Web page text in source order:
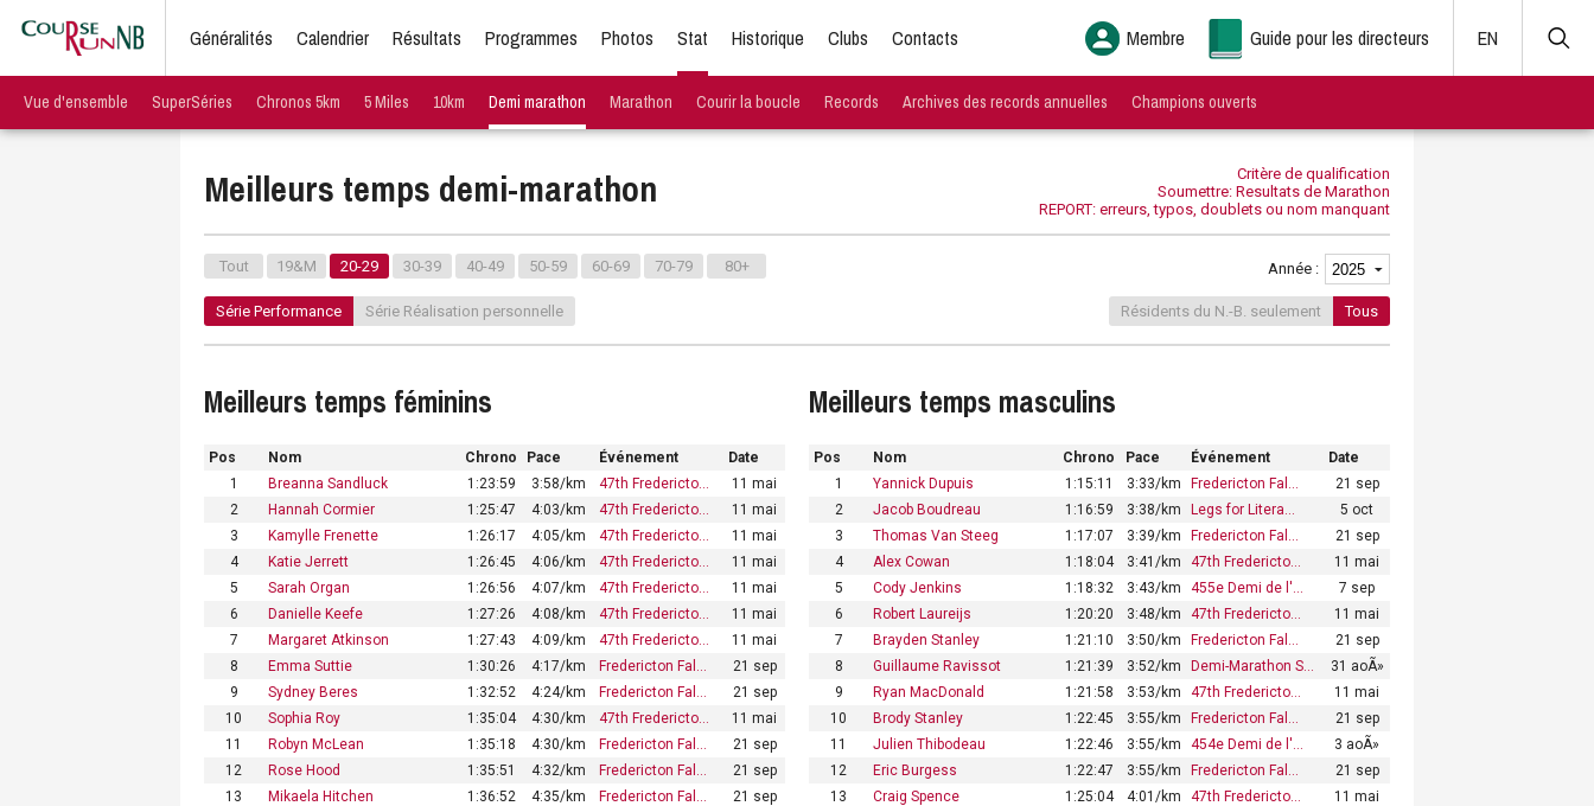
Généralités Calendrier Résultats Programmes Photos Stat Historique Clubs Contacts Membre Guide pour les directeurs EN
Vue d'ensemble SuperSéries Chronos 5km 5 Miles 10km Demi marathon Marathon Courir la boucle Records Archives des records annuelles Champions ouverts
Critère de qualification
Soumettre: Resultats de Marathon
REPORT: erreurs, typos, doublets ou nom manquant
Meilleurs temps demi-marathon
Tout 19&M 20-29 30-39 40-49 50-59 60-69 70-79 80+ Année :
Série Performance Série Réalisation personnelle Résidents du N.-B. seulement Tous
Meilleurs temps féminins
Pos Nom Chrono Pace Événement
Date
1
Breanna Sandluck 1:23:59 3:58/km 47th Fredericto…
11 mai
2
Hannah Cormier 1:25:47 4:03/km 47th Fredericto…
11 mai
3
Kamylle Frenette 1:26:17 4:05/km 47th Fredericto…
11 mai
4
Katie Jerrett 1:26:45 4:06/km 47th Fredericto…
11 mai
5
Sarah Organ 1:26:56 4:07/km 47th Fredericto…
11 mai
6
Danielle Keefe 1:27:26 4:08/km 47th Fredericto…
11 mai
7
Margaret Atkinson 1:27:43 4:09/km 47th Fredericto…
11 mai
8
Emma Suttie 1:30:26 4:17/km Fredericton Fal…
21 sep
9
Sydney Beres 1:32:52 4:24/km Fredericton Fal…
21 sep
10
Sophia Roy 1:35:04 4:30/km 47th Fredericto…
11 mai
11
Robyn McLean 1:35:18 4:30/km Fredericton Fal…
21 sep
12
Rose Hood 1:35:51 4:32/km Fredericton Fal…
21 sep
13
Mikaela Hitchen 1:36:52 4:35/km Fredericton Fal…
21 sep
Meilleurs temps masculins
Pos Nom Chrono Pace Événement
Date
1
Yannick Dupuis 1:15:11 3:33/km Fredericton Fal…
21 sep
2
Jacob Boudreau 1:16:59 3:38/km Legs for Litera…
5 oct
3
Thomas Van Steeg 1:17:07 3:39/km Fredericton Fal…
21 sep
4
Alex Cowan 1:18:04 3:41/km 47th Fredericto…
11 mai
5
Cody Jenkins 1:18:32 3:43/km 455e Demi de l'…
7 sep
6
Robert Laureijs 1:20:20 3:48/km 47th Fredericto…
11 mai
7
Brayden Stanley 1:21:10 3:50/km Fredericton Fal…
21 sep
8
Guillaume Ravissot 1:21:39 3:52/km Demi-Marathon S…
31 aoÃ»
9
Ryan MacDonald 1:21:58 3:53/km 47th Fredericto…
11 mai
10
Brody Stanley 1:22:45 3:55/km Fredericton Fal…
21 sep
11
Julien Thibodeau 1:22:46 3:55/km 454e Demi de l'…
3 aoÃ»
12
Eric Burgess 1:22:47 3:55/km Fredericton Fal…
21 sep
13
Craig Spence 1:25:04 4:01/km 47th Fredericto…
11 mai